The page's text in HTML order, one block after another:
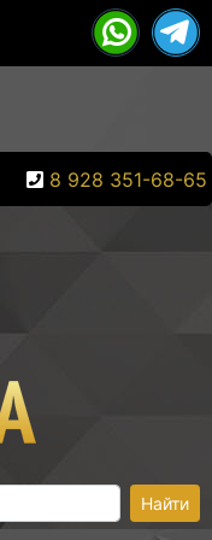
8 928 351-68-65
Найти